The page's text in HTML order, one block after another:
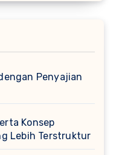
Penyajian
Konsep
Lebih Terstruktur